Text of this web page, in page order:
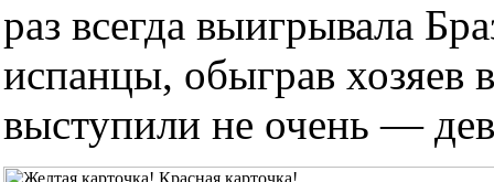
раз всегда выигрывала
испанцы, обыграв
выступили не очень —